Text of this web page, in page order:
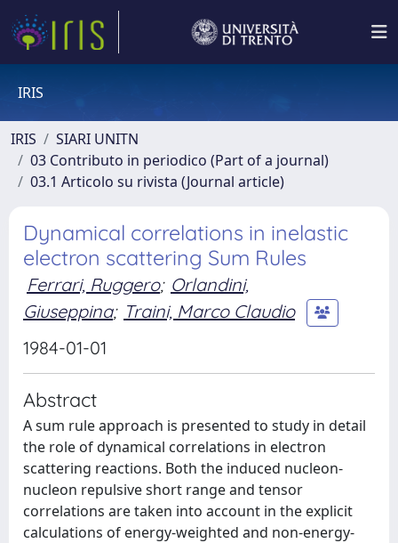
IRIS
IRIS
SIARI UNITN
03 Contributo in periodico (Part of a journal)
03.1 Articolo su rivista (Journal article)
Dynamical correlations in inelastic
electron scattering Sum Rules
Ferrari, Ruggero; Orlandini,
Giuseppina; Traini, Marco Claudio
1984-01-01
Abstract
A sum rule approach is presented to study in detail
the role of dynamical correlations in electron
scattering reactions. Both the induced nucleon-
nucleon repulsive short range and tensor
correlations are taken into account in the explicit
calculations of energy-weighted and non-energy-